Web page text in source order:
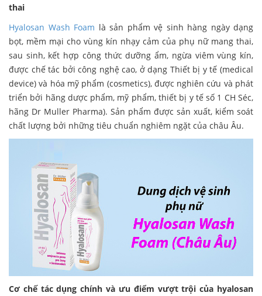
thai
Hyalosan Wash Foam là sản phẩm vệ sinh hàng ngày dạng
bọt, mềm mại cho vùng kín nhạy cảm của phụ nữ mang thai,
sau sinh, kết hợp công thức dưỡng ẩm, ngừa viêm vùng kín,
được chế tác bởi công nghệ cao, ở dạng Thiết bị y tế (medical
device) và hóa mỹ phẩm (cosmetics), được nghiên cứu và phát
triển bởi hãng dược phẩm, mỹ phẩm, thiết bị y tế số 1 CH Séc,
hãng Dr Muller Pharma). Sản phẩm được sản xuất, kiểm soát
chất lượng bởi những tiêu chuẩn nghiêm ngặt của châu Âu.
Cơ chế tác dụng chính và ưu điểm vượt trội của hyalosan